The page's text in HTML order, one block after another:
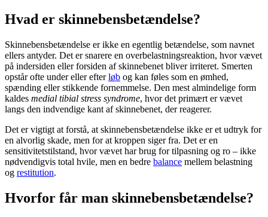
Hvad er skinnebensbetændelse?
Skinnebensbetændelse er ikke en egentlig betændelse, som navnet
ellers antyder. Det er snarere en overbelastningsreaktion, hvor vævet
på indersiden eller forsiden af skinnebenet bliver irriteret. Smerten
opstår ofte under eller efterløb og kan føles som en ømhed,
spænding eller stikkende fornemmelse. Den mest almindelige form
kaldes medial tibial stress syndrome, hvor det primært er vævet
langs den indvendige kant af skinnebenet, der reagerer.
Det er vigtigt at forstå, at skinnebensbetændelse ikke er et udtryk for
en alvorlig skade, men for at kroppen siger fra. Det er en
sensitivitetstilstand, hvor vævet har brug for tilpasning og ro – ikke
nødvendigvis total hvile, men en bedre balance mellem belastning
og restitution.
Hvorfor får man skinnebensbetændelse?